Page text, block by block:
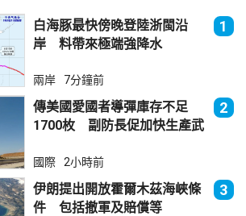
白海豚最快傍晚登陸浙閩沿
岸 料帶來極端強降水
1
兩岸 7分鐘前
傳美國愛國者導彈庫存不足
1700枚 副防長促加快生產武
2
國際 2小時前
伊朗提出開放霍爾木茲海峽條
件 包括撤軍及賠償等
3